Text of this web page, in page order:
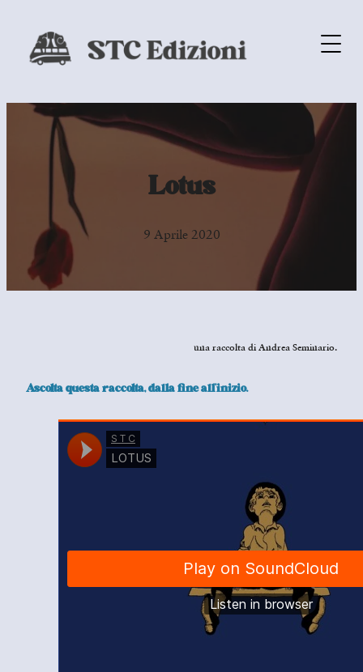
Lotus
9 Aprile 2020
una raccolta di Andrea Seminario.
Ascolta questa raccolta, dalla fine all’inizio.